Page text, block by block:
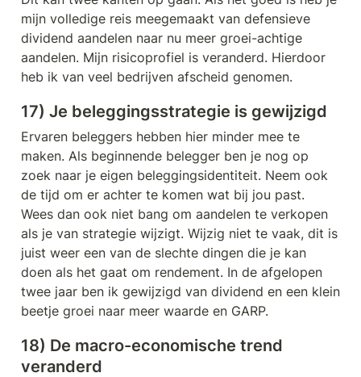
mijn volledige reis meegemaakt van defensieve
dividend aandelen naar nu meer groei-achtige
aandelen. Mijn risicoprofiel is veranderd. Hierdoor
heb ik van veel bedrijven afscheid genomen.
17) Je beleggingsstrategie is gewijzigd
Ervaren beleggers hebben hier minder mee te
maken. Als beginnende belegger ben je nog op
zoek naar je eigen beleggingsidentiteit. Neem ook
de tijd om er achter te komen wat bij jou past.
Wees dan ook niet bang om aandelen te verkopen
als je van strategie wijzigt. Wijzig niet te vaak, dit is
juist weer een van de slechte dingen die je kan
doen als het gaat om rendement. In de afgelopen
twee jaar ben ik gewijzigd van dividend en een klein
beetje groei naar meer waarde en GARP.
18) De macro-economische trend
veranderd